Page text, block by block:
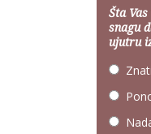
Šta
snagu
ujutru